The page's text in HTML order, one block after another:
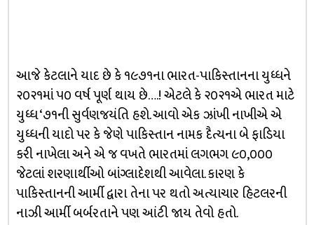
આજે કેટલાને યાદ છે કે ૧૯૭૧ના ભારત-પાકિસ્તાનના યુધ્ધને
૨૦૨૧માં ૫૦ વર્ષ પૂર્ણ થાય છે….! એટલે કે ૨૦૨૧એ ભારત માટે
યુધ્ધ ‘૭૧ની સુર્વણજયંતિ હશે. આવો એક ઝાંખી નાખીએ એ
યુધ્ધની યાદો પર કે જેણે પાકિસ્તાન નામક દૈત્યના બે ફાડિયા
કરી નાખેલા અને એ જ વખતે ભારતમાં લગભગ ૯૦,૦૦૦
જેટલાં શરણાર્થીઓ બાંગ્લાદેશથી આવેલા. કારણ કે
પાકિસ્તાનની આર્મી દ્વારા તેના પર થતો અત્યાચાર હિટલરની
નાઝી આર્મી બર્બરતાને પણ આંટી જાય તેવો હતો.